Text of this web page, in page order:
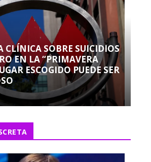
CLÍNICA SOBRE SUICIDIOS
EN LA “PRIMAVERA
ESCOGIDO PUEDE SER